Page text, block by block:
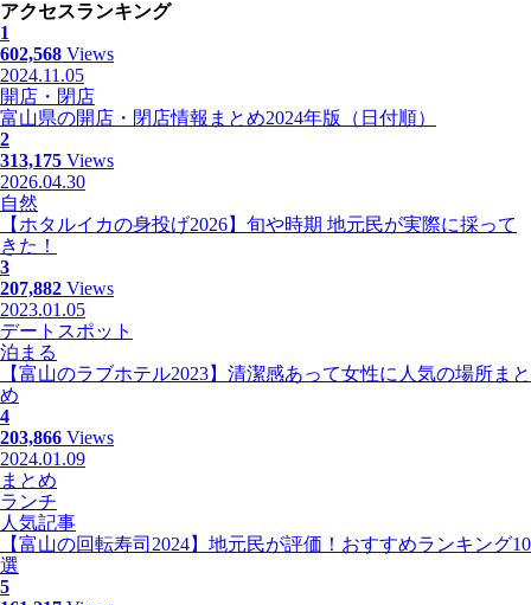
アクセスランキング
1
602,568 Views
2024.11.05
開店・閉店
富山県の開店・閉店情報まとめ2024年版（日付順）
2
313,175 Views
2026.04.30
自然
【ホタルイカの身投げ2026】旬や時期 地元民が実際に採って
きた！
3
207,882 Views
2023.01.05
デートスポット
泊まる
【富山のラブホテル2023】清潔感あって女性に人気の場所まと
め
4
203,866 Views
2024.01.09
まとめ
ランチ
人気記事
【富山の回転寿司2024】地元民が評価！おすすめランキング10
選
5